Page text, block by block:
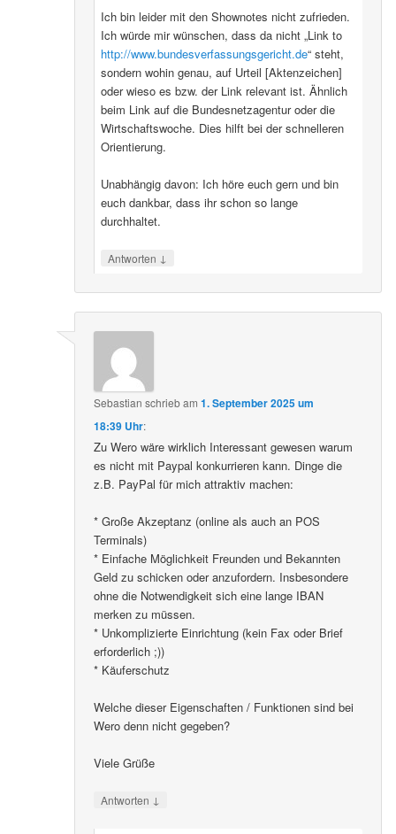
Ich bin leider mit den Shownotes nicht zufrieden.
Ich würde mir wünschen, dass da nicht „Link to
http://www.bundesverfassungsgericht.de“ steht,
sondern wohin genau, auf Urteil [Aktenzeichen]
oder wieso es bzw. der Link relevant ist. Ähnlich
beim Link auf die Bundesnetzagentur oder die
Wirtschaftswoche. Dies hilft bei der schnelleren
Orientierung.
Unabhängig davon: Ich höre euch gern und bin
euch dankbar, dass ihr schon so lange
durchhaltet.
Antworten ↓
Sebastian schriebam1. September 2025 um
18:39 Uhr:
Zu Wero wäre wirklich Interessant gewesen warum
es nicht mit Paypal konkurrieren kann. Dinge die
z.B. PayPal für mich attraktiv machen:
* Große Akzeptanz (online als auch an POS
Terminals)
* Einfache Möglichkeit Freunden und Bekannten
Geld zu schicken oder anzufordern. Insbesondere
ohne die Notwendigkeit sich eine lange IBAN
merken zu müssen.
* Unkomplizierte Einrichtung (kein Fax oder Brief
erforderlich ;))
* Käuferschutz
Welche dieser Eigenschaften / Funktionen sind bei
Wero denn nicht gegeben?
Viele Grüße
Antworten ↓